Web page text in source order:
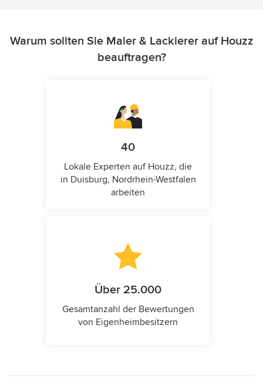
Warum sollten Sie Maler & Lackierer auf Houzz
beauftragen?
40
Lokale Experten auf Houzz, die
in Duisburg, Nordrhein-Westfalen
arbeiten
Über 25.000
Gesamtanzahl der Bewertungen
von Eigenheimbesitzern